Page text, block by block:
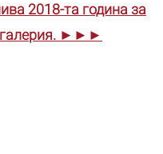
2018-та година за
галерия. ►►►